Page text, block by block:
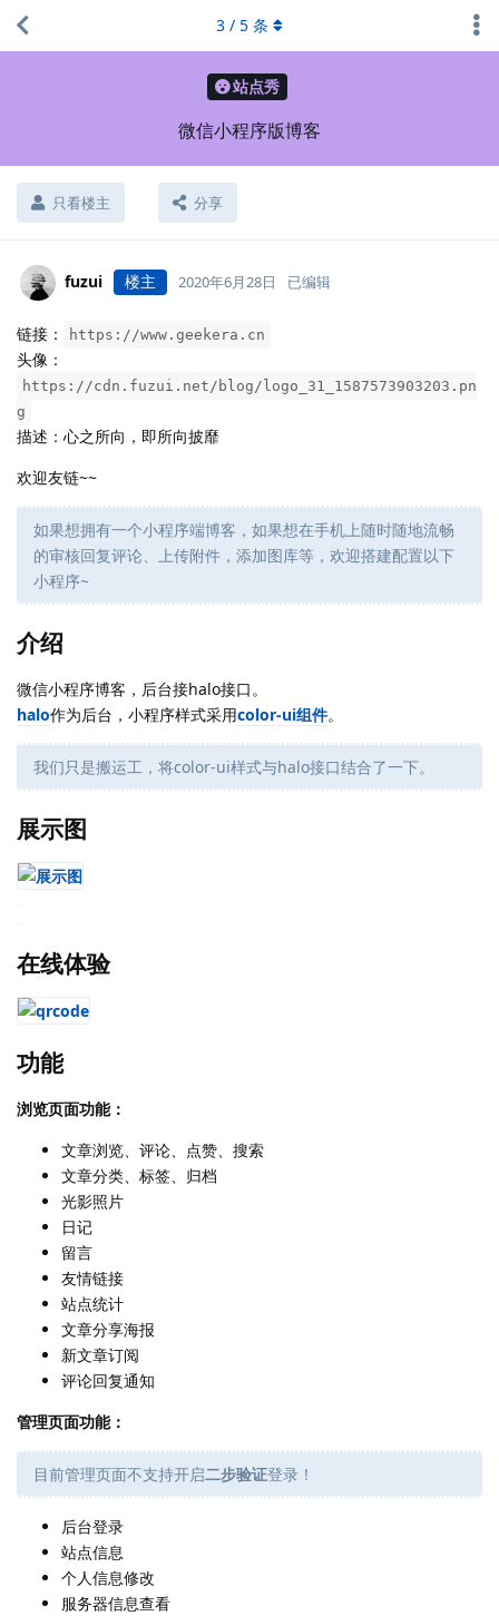
站点秀
微信小程序版博客
只看楼主 分享
3 / 5 条
fuzui 楼主 2020年6月28日 已编辑
链接： https://www.geekera.cn
头像：
https://cdn.fuzui.net/blog/logo_31_1587573903203.pn
g
描述：心之所向，即所向披靡
欢迎友链~~
如果想拥有一个小程序端博客，如果想在手机上随时随地流畅
的审核回复评论、上传附件，添加图库等，欢迎搭建配置以下
小程序~
介绍
微信小程序博客，后台接halo接口。
halo作为后台，小程序样式采用color-ui组件。
我们只是搬运工，将color-ui样式与halo接口结合了一下。
展示图
在线体验
功能
浏览页面功能：
文章浏览、评论、点赞、搜索
文章分类、标签、归档
光影照片
日记
留言
友情链接
站点统计
文章分享海报
新文章订阅
评论回复通知
管理页面功能：
目前管理页面不支持开启二步验证登录！
后台登录
站点信息
个人信息修改
服务器信息查看